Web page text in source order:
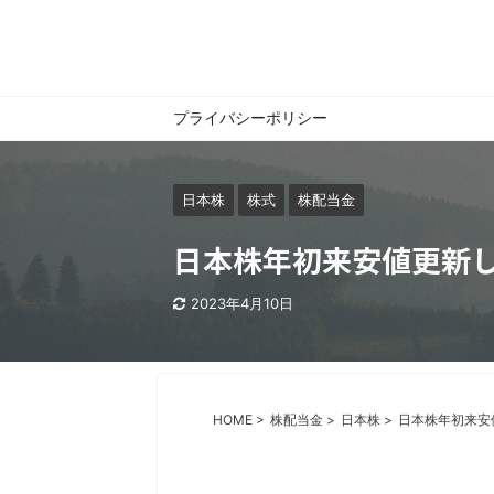
プライバシーポリシー
日本株 株式 株配当金
日本株年初来安値更新
2023年4月10日
HOME > 株配当金 > 日本株 > 日本株年初来